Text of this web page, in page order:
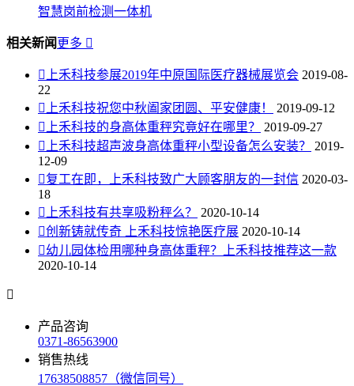
智慧岗前检测一体机
相关新闻 更多 
 上禾科技参展2019年中原国际医疗器械展览会 2019-08-
22
 上禾科技祝您中秋阖家团圆、平安健康！
2019-09-12
 上禾科技的身高体重秤究竟好在哪里？
2019-09-27
 上禾科技超声波身高体重秤小型设备怎么安装？
2019-
12-09
复工在即，上禾科技致广大顾客朋友的一封信 2020-03-
18
 上禾科技有共享吸粉秤么？
2020-10-14
创新铸就传奇 上禾科技惊艳医疗展 2020-10-14
幼儿园体检用哪种身高体重秤？上禾科技推荐这一款
2020-10-14

产品咨询
0371-86563900
销售热线
17638508857（微信同号）